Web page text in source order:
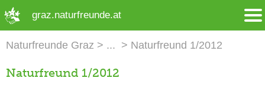
graz.naturfreunde.at
Naturfreunde Graz Naturfreund 1/2012
Naturfreund 1/2012